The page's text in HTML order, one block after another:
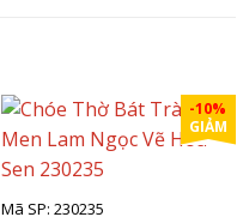
-10%
GIẢM
Mã SP: 230235